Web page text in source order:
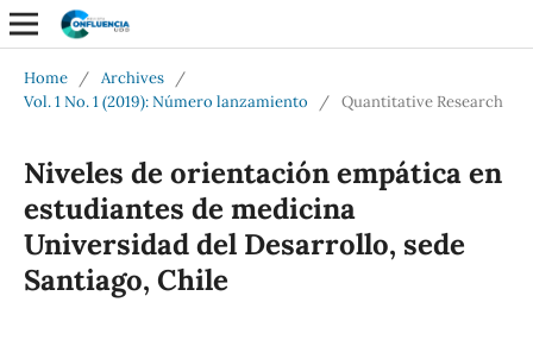
Home / Archives
/
Vol. 1 No. 1 (2019): Número lanzamiento
/ Quantitative Research
Niveles de orientación empática en
estudiantes de medicina
Universidad del Desarrollo, sede
Santiago, Chile